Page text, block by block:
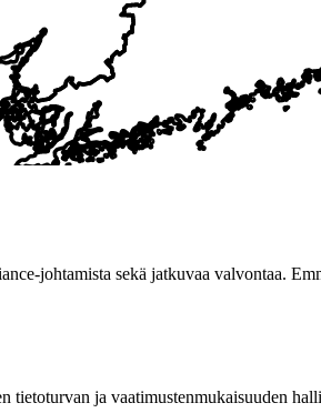
johtamista sekä jatkuvaa valvontaa.
ja vaatimustenmukaisuuden